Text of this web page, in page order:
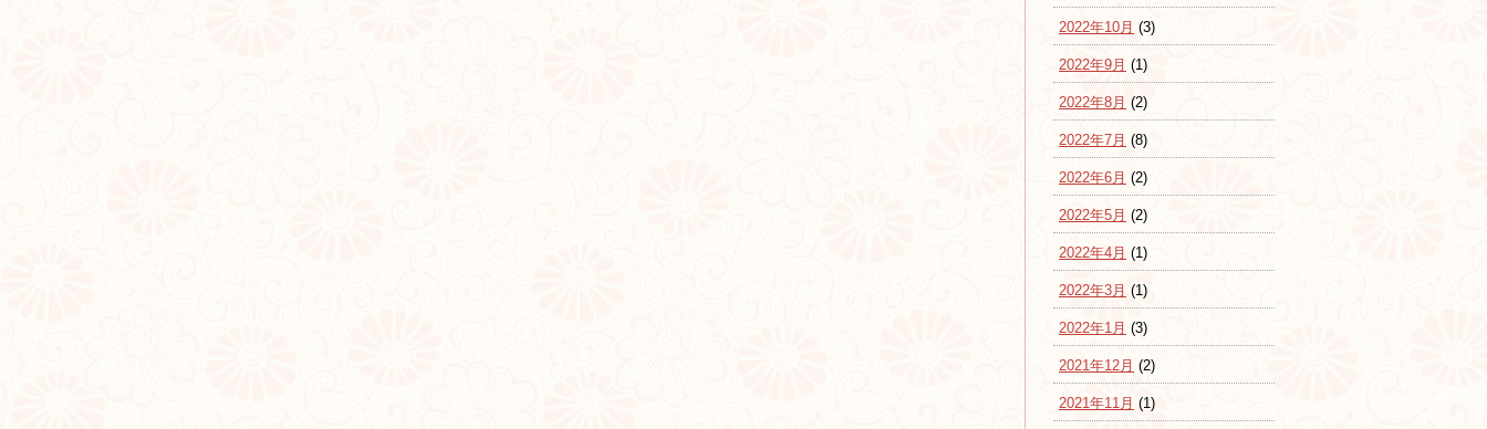
2022年10月 (3)
2022年9月 (1)
2022年8月 (2)
2022年7月 (8)
2022年6月 (2)
2022年5月 (2)
2022年4月 (1)
2022年3月 (1)
2022年1月 (3)
2021年12月 (2)
2021年11月 (1)